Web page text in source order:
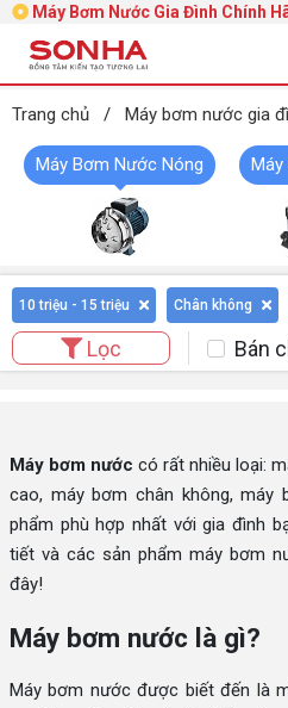
Máy Bơm Nước Gia Đình Chính
Trang chủ / Máy bơm nước gia
Máy Bơm Nước Nóng Máy
10 triệu - 15 triệu Chân không
Lọc Bán
Máy bơm nước có rất nhiều loại:
cao, máy bơm chân không, máy
phẩm phù hợp nhất với gia đình
tiết và các sản phẩm máy bơm
đây!
Máy bơm nước là gì?
Máy bơm nước được biết đến là